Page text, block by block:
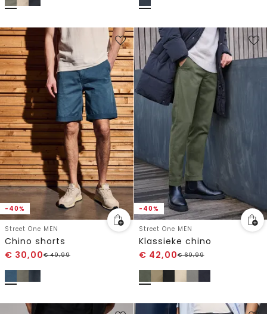
-40%
Street One MEN
Chino shorts
€ 30,00€49,99
-40%
Street One MEN
Klassieke chino
€ 42,00€69,99